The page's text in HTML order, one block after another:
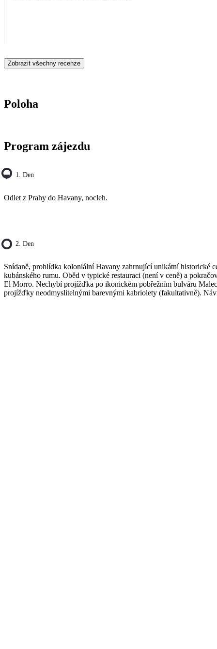
Zobrazit všechny recenze
Poloha
Program zájezdu
1. Den
Odlet z Prahy do Havany, nocleh.
2. Den
Snídaně, prohlídka koloniální Havany zahrnující unikátní historické
kubánského rumu. Oběd v typické restauraci (není v ceně) a
El Morro. Nechybí projížďka po ikonickém pobřežním bulváru
projížďky neodmyslitelnými barevnými kabriolety (fakultativně).